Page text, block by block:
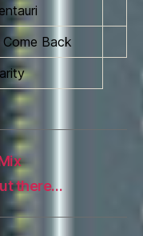
Back
there…